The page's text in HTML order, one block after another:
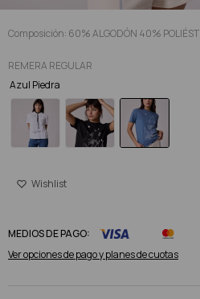
Composición: 60% ALGODÓN 40%
REMERA REGULAR
Azul Piedra
MEDIOS DE PAGO:
Ver opciones de pago y planes de cuotas